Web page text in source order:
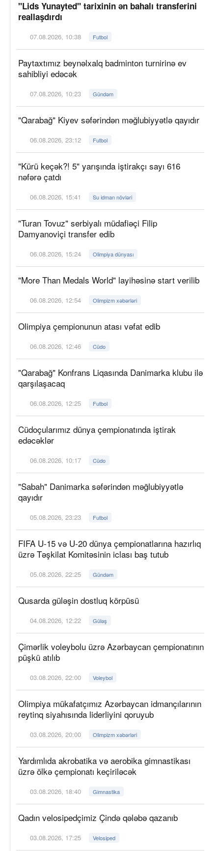
"Lids Yunayted" tarixinin ən bahalı transferini
reallaşdırdı
07.08.2026, 10:38 Futbol
Paytaxtımız beynəlxalq badminton turnirinə ev
sahibliyi edəcək
07.08.2026, 10:23 Gündəm
"Qarabağ" Kiyev səfərindən məğlubiyyətlə qayıdır
06.08.2026, 23:12 Futbol
"Kürü keçək?! 5" yarışında iştirakçı sayı 616
nəfərə çatdı
06.08.2026, 15:41 Su idman növləri
"Turan Tovuz" serbiyalı müdafiəçi Filip
Damyanoviçi transfer edib
06.08.2026, 15:24 Olimpiya dünyası
"More Than Medals World" layihəsinə start verilib
06.08.2026, 12:54 Olimpizm xəbərləri
Olimpiya çempionunun atası vəfat edib
06.08.2026, 12:46 Cüdo
"Qarabağ" Konfrans Liqasında Danimarka klubu ilə
qarşılaşacaq
06.08.2026, 12:25 Futbol
Cüdoçularımız dünya çempionatında iştirak
edəcəklər
06.08.2026, 10:17 Cüdo
"Sabah" Danimarka səfərindən məğlubiyyətlə
qayıdır
05.08.2026, 23:23 Futbol
FIFA U-15 və U-20 dünya çempionatlarına hazırlıq
üzrə Təşkilat Komitəsinin iclası baş tutub
05.08.2026, 22:25 Gündəm
Qusarda güləşin dostluq körpüsü
04.08.2026, 12:22 Güləş
Çimərlik voleybolu üzrə Azərbaycan çempionatının
püşkü atılıb
03.08.2026, 22:00 Voleybol
Olimpiya mükafatçımız Azərbaycan idmançılarının
reytinq siyahısında liderliyini qoruyub
03.08.2026, 20:00 Olimpizm xəbərləri
Yardımlıda akrobatika və aerobika gimnastikası
üzrə ölkə çempionatı keçiriləcək
03.08.2026, 18:40 Gimnastika
Qadın velosipedçimiz Çində qələbə qazanıb
03.08.2026, 17:25 Velosiped